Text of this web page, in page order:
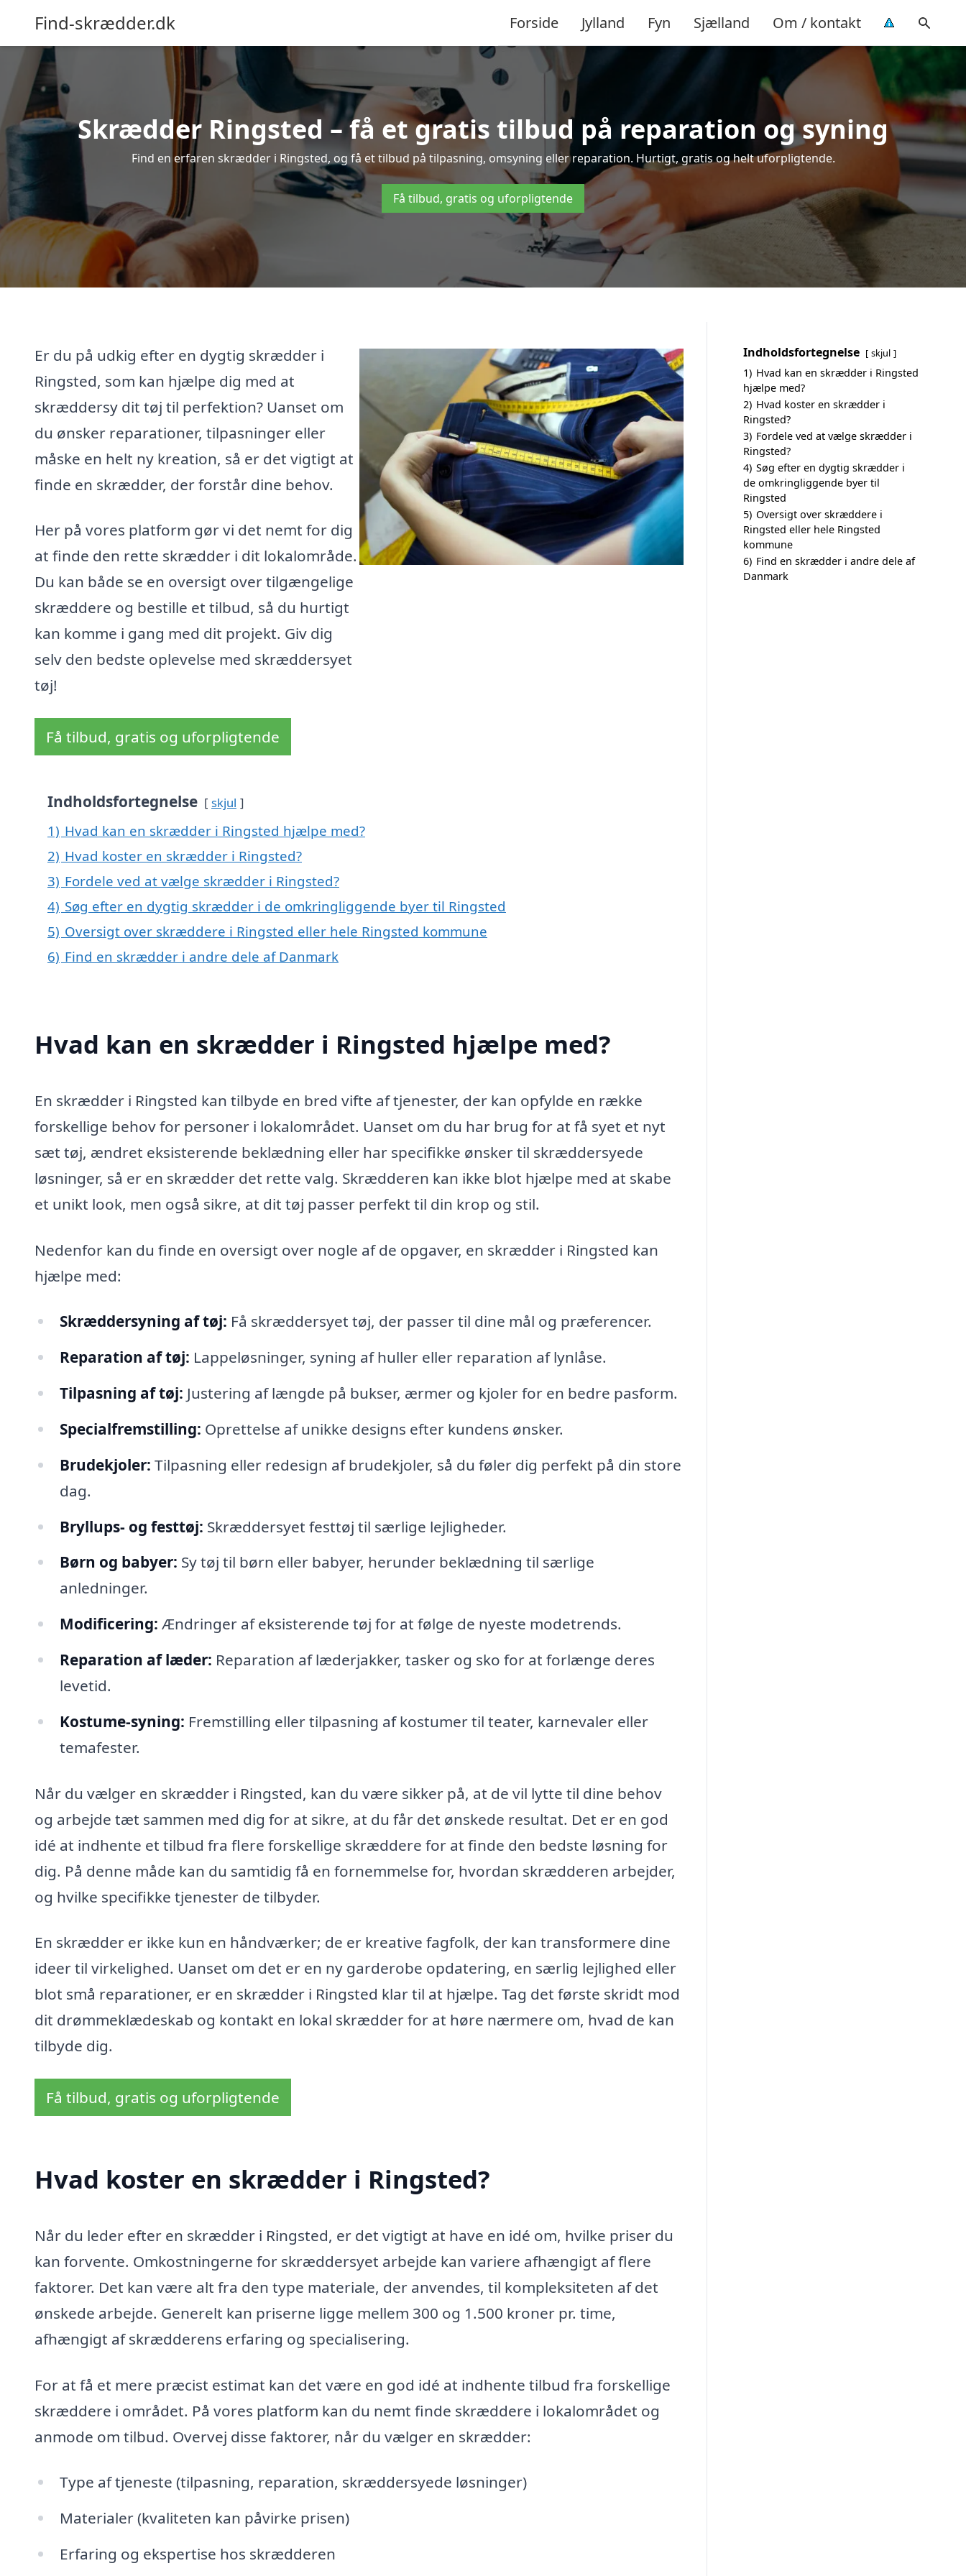
Find-skrædder.dk Forside Jylland Fyn Sjælland Om / kontakt
Skrædder Ringsted – få et gratis tilbud på reparation og syning
Find en erfaren skrædder i Ringsted, og få et tilbud på tilpasning, omsyning eller reparation. Hurtigt, gratis og helt uforpligtende.
Få tilbud, gratis og uforpligtende
Er du på udkig efter en dygtig skrædder i
Ringsted, som kan hjælpe dig med at
skræddersy dit tøj til perfektion? Uanset om
du ønsker reparationer, tilpasninger eller
måske en helt ny kreation, så er det vigtigt at
finde en skrædder, der forstår dine behov.
Her på vores platform gør vi det nemt for dig
at finde den rette skrædder i dit lokalområde.
Du kan både se en oversigt over tilgængelige
skræddere og bestille et tilbud, så du hurtigt
kan komme i gang med dit projekt. Giv dig
selv den bedste oplevelse med skræddersyet
tøj!
Få tilbud, gratis og uforpligtende
Indholdsfortegnelse skjul
1) Hvad kan en skrædder i Ringsted hjælpe med?
2) Hvad koster en skrædder i Ringsted?
3) Fordele ved at vælge skrædder i Ringsted?
4) Søg efter en dygtig skrædder i de omkringliggende byer til Ringsted
5) Oversigt over skræddere i Ringsted eller hele Ringsted kommune
6) Find en skrædder i andre dele af Danmark
Hvad kan en skrædder i Ringsted hjælpe med?
En skrædder i Ringsted kan tilbyde en bred vifte af tjenester, der kan opfylde en række
forskellige behov for personer i lokalområdet. Uanset om du har brug for at få syet et nyt
sæt tøj, ændret eksisterende beklædning eller har specifikke ønsker til skræddersyede
løsninger, så er en skrædder det rette valg. Skrædderen kan ikke blot hjælpe med at skabe
et unikt look, men også sikre, at dit tøj passer perfekt til din krop og stil.
Nedenfor kan du finde en oversigt over nogle af de opgaver, en skrædder i Ringsted kan
hjælpe med:
Skræddersyning af tøj: Få skræddersyet tøj, der passer til dine mål og præferencer.
Reparation af tøj: Lappeløsninger, syning af huller eller reparation af lynlåse.
Tilpasning af tøj: Justering af længde på bukser, ærmer og kjoler for en bedre pasform.
Specialfremstilling: Oprettelse af unikke designs efter kundens ønsker.
Brudekjoler: Tilpasning eller redesign af brudekjoler, så du føler dig perfekt på din store
dag.
Bryllups- og festtøj: Skræddersyet festtøj til særlige lejligheder.
Børn og babyer: Sy tøj til børn eller babyer, herunder beklædning til særlige
anledninger.
Modificering: Ændringer af eksisterende tøj for at følge de nyeste modetrends.
Reparation af læder: Reparation af læderjakker, tasker og sko for at forlænge deres
levetid.
Kostume-syning: Fremstilling eller tilpasning af kostumer til teater, karnevaler eller
temafester.
Når du vælger en skrædder i Ringsted, kan du være sikker på, at de vil lytte til dine behov
og arbejde tæt sammen med dig for at sikre, at du får det ønskede resultat. Det er en god
idé at indhente et tilbud fra flere forskellige skræddere for at finde den bedste løsning for
dig. På denne måde kan du samtidig få en fornemmelse for, hvordan skrædderen arbejder,
og hvilke specifikke tjenester de tilbyder.
En skrædder er ikke kun en håndværker; de er kreative fagfolk, der kan transformere dine
ideer til virkelighed. Uanset om det er en ny garderobe opdatering, en særlig lejlighed eller
blot små reparationer, er en skrædder i Ringsted klar til at hjælpe. Tag det første skridt mod
dit drømmeklædeskab og kontakt en lokal skrædder for at høre nærmere om, hvad de kan
tilbyde dig.
Få tilbud, gratis og uforpligtende
Hvad koster en skrædder i Ringsted?
Når du leder efter en skrædder i Ringsted, er det vigtigt at have en idé om, hvilke priser du
kan forvente. Omkostningerne for skræddersyet arbejde kan variere afhængigt af flere
faktorer. Det kan være alt fra den type materiale, der anvendes, til kompleksiteten af det
ønskede arbejde. Generelt kan priserne ligge mellem 300 og 1.500 kroner pr. time,
afhængigt af skrædderens erfaring og specialisering.
For at få et mere præcist estimat kan det være en god idé at indhente tilbud fra forskellige
skræddere i området. På vores platform kan du nemt finde skræddere i lokalområdet og
anmode om tilbud. Overvej disse faktorer, når du vælger en skrædder:
Type af tjeneste (tilpasning, reparation, skræddersyede løsninger)
Materialer (kvaliteten kan påvirke prisen)
Erfaring og ekspertise hos skrædderen
Indholdsfortegnelse skjul
1) Hvad kan en skrædder i Ringsted
hjælpe med?
2) Hvad koster en skrædder i
Ringsted?
3) Fordele ved at vælge skrædder i
Ringsted?
4) Søg efter en dygtig skrædder i
de omkringliggende byer til
Ringsted
5) Oversigt over skræddere i
Ringsted eller hele Ringsted
kommune
6) Find en skrædder i andre dele af
Danmark